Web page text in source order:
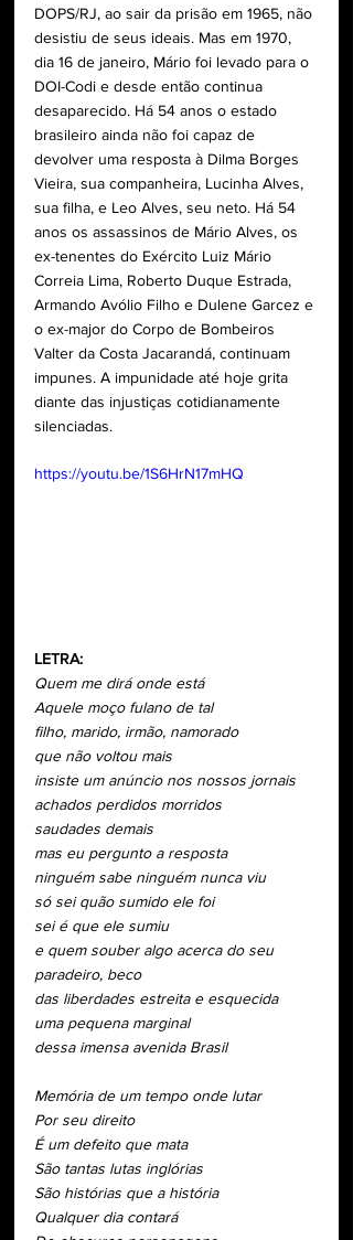
DOPS/RJ, ao sair da prisão em 1965, não
desistiu de seus ideais. Mas em 1970,
dia 16 de janeiro, Mário foi levado para o
DOI-Codi e desde então continua
desaparecido. Há 54 anos o estado
brasileiro ainda não foi capaz de
devolver uma resposta à Dilma Borges
Vieira, sua companheira, Lucinha Alves,
sua filha, e Leo Alves, seu neto. Há 54
anos os assassinos de Mário Alves, os
ex-tenentes do Exército Luiz Mário
Correia Lima, Roberto Duque Estrada,
Armando Avólio Filho e Dulene Garcez e
o ex-major do Corpo de Bombeiros
Valter da Costa Jacarandá, continuam
impunes. A impunidade até hoje grita
diante das injustiças cotidianamente
silenciadas.
https://youtu.be/1S6HrN17mHQ
LETRA:
Quem me dirá onde está
Aquele moço fulano de tal
filho, marido, irmão, namorado
que não voltou mais
insiste um anúncio nos nossos jornais
achados perdidos morridos
saudades demais
mas eu pergunto a resposta
ninguém sabe ninguém nunca viu
só sei quão sumido ele foi
sei é que ele sumiu
e quem souber algo acerca do seu
paradeiro, beco
das liberdades estreita e esquecida
uma pequena marginal
dessa imensa avenida Brasil
Memória de um tempo onde lutar
Por seu direito
É um defeito que mata
São tantas lutas inglórias
São histórias que a história
Qualquer dia contará